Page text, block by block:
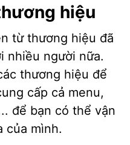
hiệu
từ thương hiệu đã
nhiều người nữa.
thương hiệu để
cấp cả menu,
để bạn có thể vận
của mình.